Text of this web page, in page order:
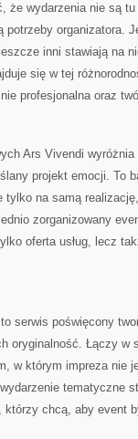
że wydarzenia nie są
potrzeby organizatora.
inni stawiają na
się w tej
profesjonalna oraz
Ars Vivendi
projekt emocji. To
tylko na samą
zorganizowany
oferta usług, lecz
serwis poświęcony
oryginalność. Łączy w
w którym impreza nie
tematyczne
chcą, aby event